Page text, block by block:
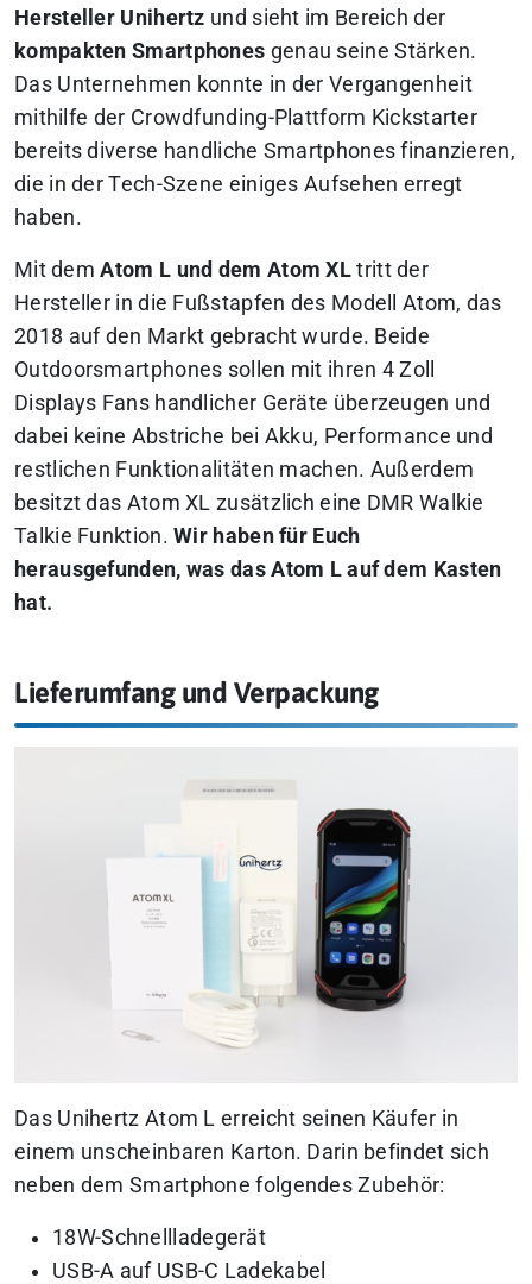
Hersteller Unihertz und sieht im Bereich der
kompakten Smartphones genau seine Stärken.
Das Unternehmen konnte in der Vergangenheit
mithilfe der Crowdfunding-Plattform Kickstarter
bereits diverse handliche Smartphones finanzieren,
die in der Tech-Szene einiges Aufsehen erregt
haben.
Mit demAtom L und dem Atom XL tritt der
Hersteller in die Fußstapfen des Modell Atom, das
2018 auf den Markt gebracht wurde. Beide
Outdoorsmartphones sollen mit ihren 4 Zoll
Displays Fans handlicher Geräte überzeugen und
dabei keine Abstriche bei Akku, Performance und
restlichen Funktionalitäten machen. Außerdem
besitzt das Atom XL zusätzlich eine DMR Walkie
Talkie Funktion.Wir haben für Euch
herausgefunden, was das Atom L auf dem Kasten
hat.
Lieferumfang und Verpackung
Das Unihertz Atom L erreicht seinen Käufer in
einem unscheinbaren Karton. Darin befindet sich
neben dem Smartphone folgendes Zubehör:
18W-Schnellladegerät
USB-A auf USB-C Ladekabel